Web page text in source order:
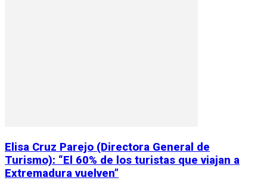
Elisa Cruz Parejo (Directora General de
Turismo): “El 60% de los turistas que viajan a
Extremadura vuelven”